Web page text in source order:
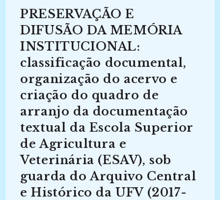
ARQUIVO
RELATIVOS
ÀS
ATIVIDADES
–
FIM
INSTITUIÇÕES
FEDERAIS
DE
ENSINO
SUPERIOR
NA
PRÓ-
REITORIA
DE
GRADUAÇÃO
APLICANDO
NORMA
INTERNACIONAL
DE
DESCRIÇÃO
FUNÇÕES
(2014-
2014)
PRESERVAÇÃO E
DIFUSÃO DA MEMÓRIA
INSTITUCIONAL:
classificação documental,
organização do acervo e
criação do quadro de
arranjo da documentação
textual da Escola Superior
de Agricultura e
Veterinária (ESAV), sob
guarda do Arquivo Central
e Histórico da UFV (2017-